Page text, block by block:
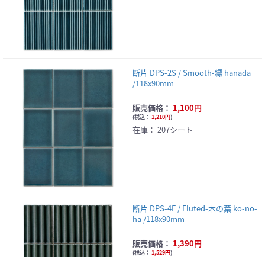
断片 DPS-2S / Smooth-縹 hanada
/118x90mm
販売価格： 1,100円
(税込： 1,210円)
在庫： 207シート
断片 DPS-4F / Fluted-木の葉 ko-no-
ha /118x90mm
販売価格： 1,390円
(税込： 1,529円)